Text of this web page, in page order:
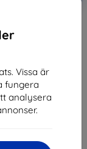
Vissa är
fungera
analysera
iPhone 12/12 Pro
181 kr
> 5 st